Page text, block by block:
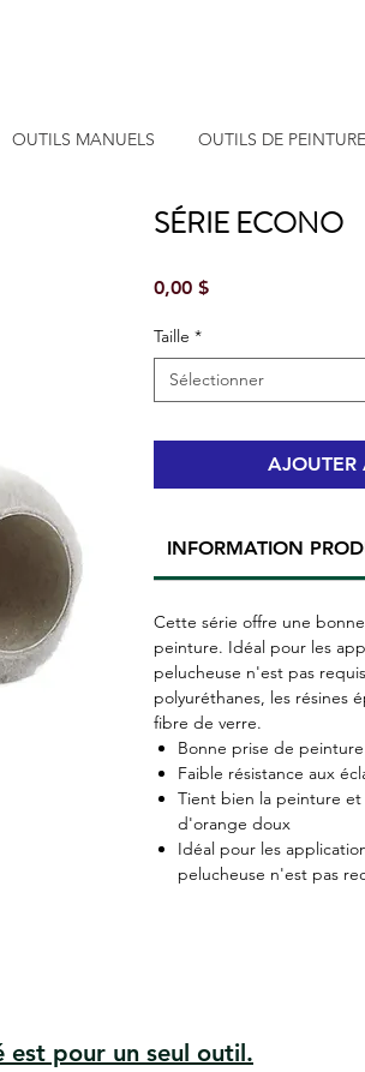
OUTILS MANUELS OUTILS DE PEINTURE
SÉRIE ECONO
0,00 $Prix
Taille *
Sélectionner
AJOUTER
INFORMATION
Cette série offre une
peinture. Idéal pour les
pelucheuse n'est pas
polyuréthanes, les résines
fibre de verre.
Bonne prise de peinture
Faible résistance aux
Tient bien la peinture
d'orange doux
Idéal pour les
pelucheuse n'est pas
est pour un seul outil.